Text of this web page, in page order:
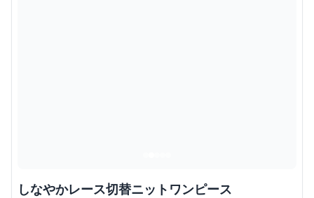
しなやかレース切替ニットワンピース